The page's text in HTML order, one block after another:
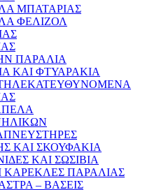
ΜΠΑΤΑΡΙΑΣ
ΦΕΛΙΖΟΛ
ΠΑΡΑΛΙΑ
ΚΑΙ ΦΤΥΑΡΑΚΙΑ
ΤΗΛΕΚΑΤΕΥΘΥΝΟΜΕΝΑ
ΚΑΙ ΣΚΟΥΦΑΚΙΑ
ΚΑΙ ΣΩΣΙΒΙΑ
ΚΑΡΕΚΛΕΣ ΠΑΡΑΛΙΑΣ
– ΒΑΣΕΙΣ